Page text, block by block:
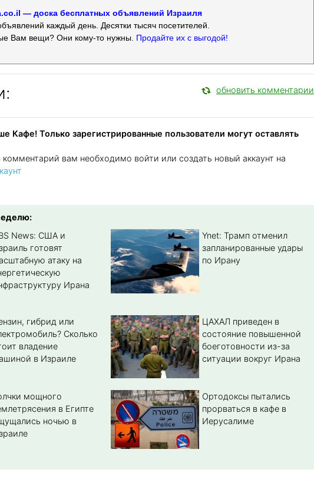
— доска бесплатных объявлений Израиля
каждый день. Десятки тысяч посетителей.
Вам вещи? Они кому-то нужны. Продайте их с выгодой!
обновить комментарии
Кафе! Только зарегистрированные пользователи могут оставлять
комментарий вам необходимо войти или создать новый аккаунт на
News: США и
готовят
атаку на
Ирана
Ynet: Трамп отменил
запланированные удары
по Ирану
гибрид или
Cколько
владение
в Израиле
ЦАХАЛ приведен в
состояние повышенной
боеготовности из-за
ситуации вокруг Ирана
мощного
в Египте
ночью в
Ортодоксы пытались
прорваться в кафе в
Иерусалиме